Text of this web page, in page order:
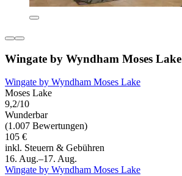
Wingate by Wyndham Moses Lake
Wingate by Wyndham Moses Lake
Moses Lake
9,2/10
Wunderbar
(1.007 Bewertungen)
105 €
inkl. Steuern & Gebühren
16. Aug.–17. Aug.
Wingate by Wyndham Moses Lake